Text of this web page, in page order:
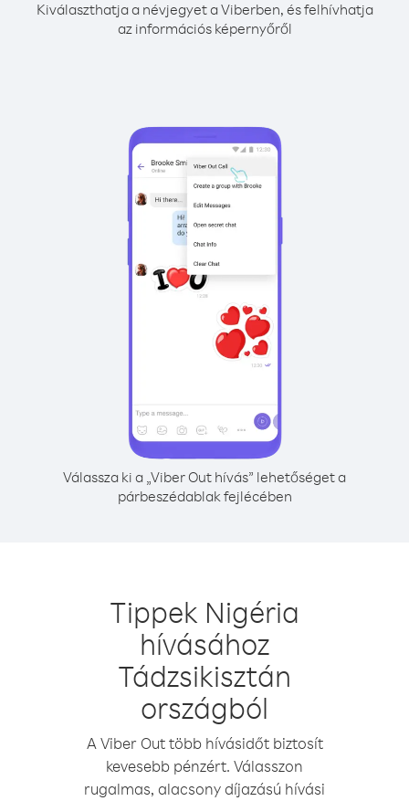
Kiválaszthatja a névjegyet a Viberben, és felhívhatja
az információs képernyőről
Válassza ki a „Viber Out hívás” lehetőséget a
párbeszédablak fejlécében
Tippek Nigéria
hívásához
Tádzsikisztán
országból
A Viber Out több hívásidőt biztosít
kevesebb pénzért. Válasszon
rugalmas, alacsony díjazású hívási